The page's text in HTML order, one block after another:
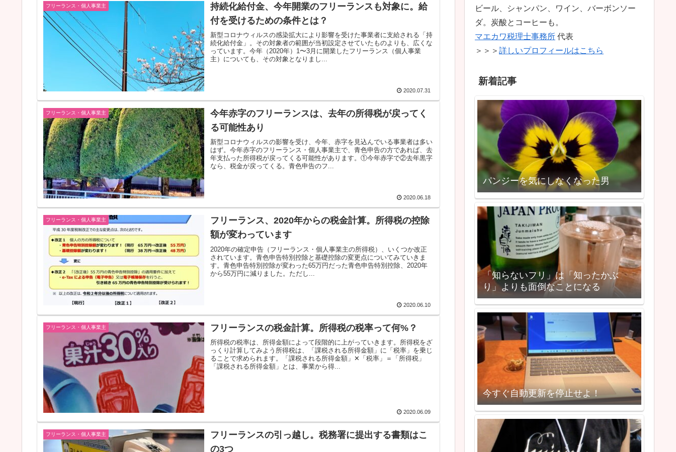
フリーランス・個人事業主
持続化給付金、今年開業のフリーランスも対象に。給
付を受けるための条件とは？
新型コロナウィルスの感染拡大により影響を受けた事業者に支給される「持
続化給付金」。その対象者の範囲が当初設定させていたものよりも、広くな
っています。今年（2020年）1〜3月に開業したフリーランス（個人事業
主）についても、その対象となりまし...
2020.07.31
フリーランス・個人事業主
今年赤字のフリーランスは、去年の所得税が戻ってく
る可能性あり
新型コロナウィルスの影響を受け、今年、赤字を見込んでいる事業者は多い
はず。今年赤字のフリーランス・個人事業主で、青色申告の方であれば、去
年支払った所得税が戻ってくる可能性があります。①今年赤字で②去年黒字
なら、税金が戻ってくる。青色申告のフ...
2020.06.18
フリーランス・個人事業主
フリーランス、2020年からの税金計算。所得税の控除
額が変わっています
2020年の確定申告（フリーランス・個人事業主の所得税）、いくつか改正
されています。青色申告特別控除と基礎控除の変更点についてみていきま
す。青色申告特別控除が変わった65万円だった青色申告特別控除、2020年
から55万円に減りました。ただし...
2020.06.10
フリーランス・個人事業主 フリーランスの税金計算。所得税の税率って何%？
所得税の税率は、所得金額によって段階的に上がっていきます。所得税をざ
っくり計算してみよう所得税は、「課税される所得金額」に「税率」を乗じ
ることで求められます。「課税される所得金額」✕「税率」＝「所得税」
「課税される所得金額」とは、事業から得...
2020.06.09
フリーランス・個人事業主
フリーランスの引っ越し。税務署に提出する書類はこ
の3つ
ビール、シャンパン、ワイン、バーボンソー
ダ。炭酸とコーヒーも。
マエカワ税理士事務所 代表
＞＞＞ 詳しいプロフィールはこちら
新着記事
パンジーを気にしなくなった男
「知らないフリ」は「知ったかぶ
り」よりも面倒なことになる
今すぐ自動更新を停止せよ！